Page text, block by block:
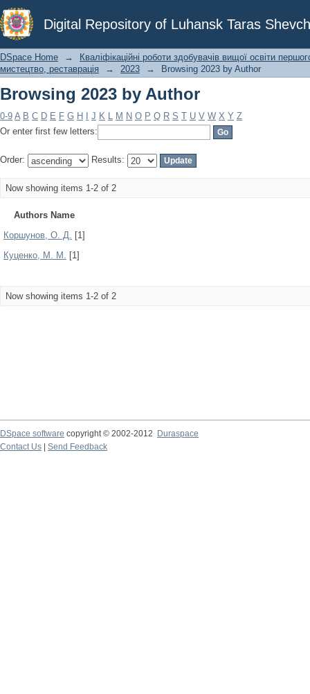
Digital Repository of Luhansk Taras
Browsing 2023 by Author
DSpace Home →
Кваліфікаційні роботи здобувачів вищої освіти
мистецтво, реставрація
→ 2023 → Browsing 2023 by Author
Browsing 2023 by Author
0-9 A B C D E F G H J K L M N O P Q R S T U V W X Y Z
Or enter first few letters:
Order: Results:
Now showing items 1-2 of 2
Authors Name
Коршунов, О. Д. [1]
Куценко, М. М. [1]
Now showing items 1-2 of 2
DSpace software copyright © 2002-2012
Duraspace
Contact Us
Send Feedback